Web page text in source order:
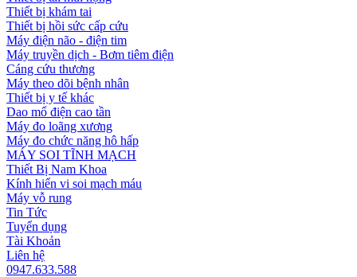
Thiết bị khám tai
Thiết bị hồi sức cấp cứu
Máy điện não - điện tim
Máy truyền dịch - Bơm tiêm điện
Cáng cứu thương
Máy theo dõi bệnh nhân
Thiết bị y tế khác
Dao mổ điện cao tần
Máy đo loãng xương
Máy đo chức năng hô hấp
MÁY SOI TĨNH MẠCH
Thiết Bị Nam Khoa
Kính hiển vi soi mạch máu
Máy vỗ rung
Tin Tức
Tuyển dụng
Tài Khoản
Liên hệ
0947.633.588